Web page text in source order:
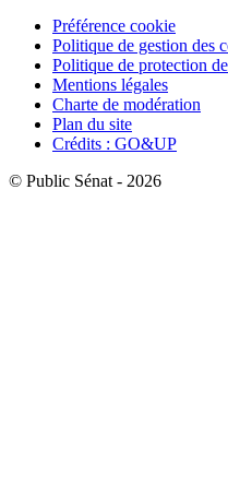
Préférence cookie
Politique de gestion des
Politique de protection
Mentions légales
Charte de modération
Plan du site
Crédits : GO&UP
© Public Sénat - 2026